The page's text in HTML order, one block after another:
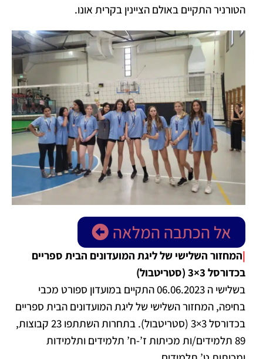
הטורניר התקיים באולם הציינין בקרית אונו.
אל הכתבה המלאה
|המחזור השלישי של ליגת המועדונים הבית ספריים
בכדורסל 3×3 (סטריטבול)
בשלישי ה 06.06.2023 התקיים במועדון ספורט מכבי
בחיפה, המחזור השלישי של ליגת המועדונים הבית ספריים
בכדורסל 3×3 (סטריטבול).
בתחרות השתתפו 23 קבוצות,
89 תלמידים/ות מכיתות ז’-ח’ תלמידים ותלמידות